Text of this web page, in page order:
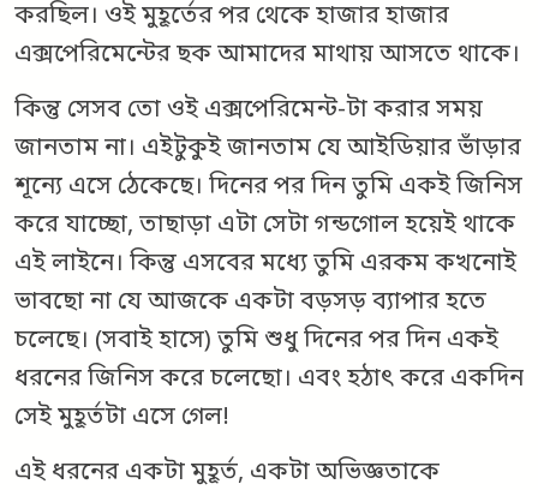
করছিল। ওই মুহূর্তের পর থেকে হাজার হাজার
এক্সপেরিমেন্টের ছক আমাদের মাথায় আসতে থাকে।
কিন্তু সেসব তো ওই এক্সপেরিমেন্ট-টা করার সময়
জানতাম না। এইটুকুই জানতাম যে আইডিয়ার ভাঁড়ার
শূন্যে এসে ঠেকেছে। দিনের পর দিন তুমি একই জিনিস
করে যাচ্ছো, তাছাড়া এটা সেটা গন্ডগোল হয়েই থাকে
এই লাইনে। কিন্তু এসবের মধ্যে তুমি এরকম কখনোই
ভাবছো না যে আজকে একটা বড়সড় ব্যাপার হতে
চলেছে। (সবাই হাসে) তুমি শুধু দিনের পর দিন একই
ধরনের জিনিস করে চলেছো। এবং হঠাৎ করে একদিন
সেই মুহূর্তটা এসে গেল!
এই ধরনের একটা মুহূর্ত, একটা অভিজ্ঞতাকে